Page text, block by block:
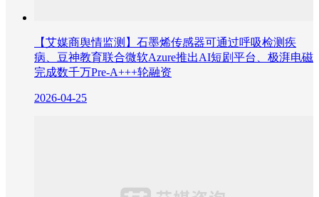
【艾媒商舆情监测】石墨烯传感器可通过呼吸检测疾
病、豆神教育联合微软Azure推出AI短剧平台、极湃电磁
完成数千万Pre-A+++轮融资
2026-04-25